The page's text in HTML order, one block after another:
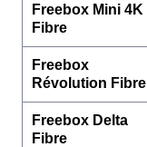
Freebox Mini 4K
Fibre
Freebox
Révolution Fibre
Freebox Delta
Fibre